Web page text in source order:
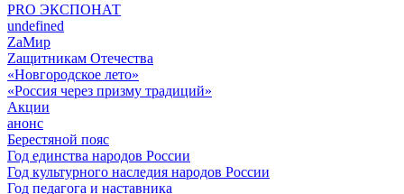
PRO ЭКСПОНАТ
undefined
ZaМир
Zащитникам Отечества
«Новгородское лето»
«Россия через призму традиций»
Акции
анонс
Берестяной пояс
Год единства народов России
Год культурного наследия народов России
Год педагога и наставника